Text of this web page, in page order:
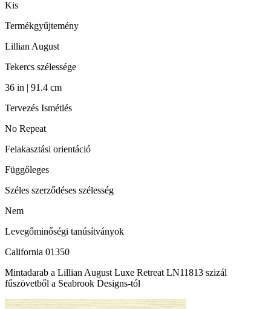
Kis
Termékgyűjtemény
Lillian August
Tekercs szélessége
36 in | 91.4 cm
Tervezés Ismétlés
No Repeat
Felakasztási orientáció
Függőleges
Széles szerződéses szélesség
Nem
Levegőminőségi tanúsítványok
California 01350
Mintadarab a Lillian August Luxe Retreat LN11813 szizál
fűszövetből a Seabrook Designs-tól